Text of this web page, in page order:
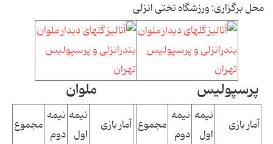
محل برگزاری: ورزشگاه تختی انزلی
پرسپولیس ملوان
آمار بازی
نیمه
اول
نیمه
دوم
مجموع آمار بازی
نیمه
اول
نیمه
دوم
مجموع